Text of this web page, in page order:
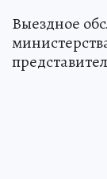
Выездное